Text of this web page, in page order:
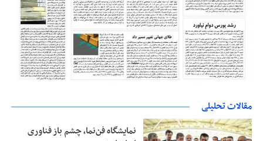
مقالات تحلیلی
نمایشگاه فن‌نما، چشم باز فناوری